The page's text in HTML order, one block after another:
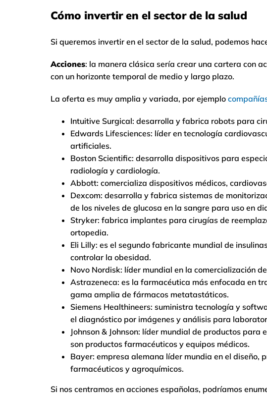
Cómo invertir en el sector de la salud
Si queremos invertir en el sector de la salud, podemos
Acciones: la manera clásica sería crear una cartera con
con un horizonte temporal de medio y largo plazo.
La oferta es muy amplia y variada, por ejemplo
Intuitive Surgical: desarrolla y fabrica robots para
Edwards Lifesciences: líder en tecnología
artificiales.
Boston Scientific: desarrolla dispositivos para
radiología y cardiología.
Abbott: comercializa dispositivos médicos,
Dexcom: desarrolla y fabrica sistemas de
de los niveles de glucosa en la sangre para uso en
Stryker: fabrica implantes para cirugías de
ortopedia.
Eli Lilly: es el segundo fabricante mundial de
controlar la obesidad.
Novo Nordisk: líder mundial en la comercialización
Astrazeneca: es la farmacéutica más enfocada en
gama amplia de fármacos metatastáticos.
Siemens Healthineers: suministra tecnología y
el diagnóstico por imágenes y análisis para
Johnson & Johnson: líder mundial de productos
son productos farmacéuticos y equipos médicos.
Bayer: empresa alemana líder mundia en el diseño,
farmacéuticos y agroquímicos.
Si nos centramos en acciones españolas, podríamos